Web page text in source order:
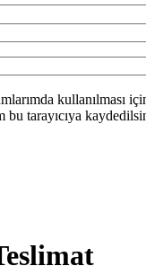
kullanılması
bu tarayıcıya